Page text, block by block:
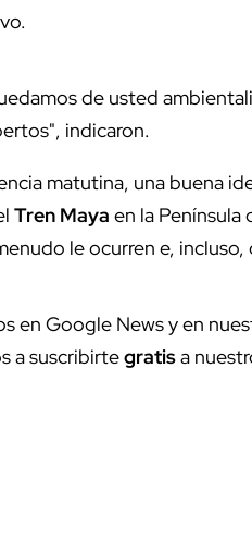
de usted
indicaron.
matutina, una buena
Tren Maya en la Península
le ocurren e,
en Google News y en
a suscribirtegratisa